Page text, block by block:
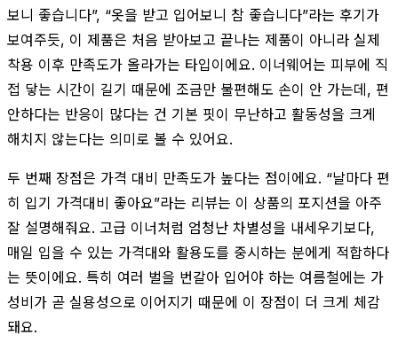
보니 좋습니다”, “옷을 받고 입어보니 참 좋습니다”라는 후기가
보여주듯, 이 제품은 처음 받아보고 끝나는 제품이 아니라 실제
착용 이후 만족도가 올라가는 타입이에요. 이너웨어는 피부에 직
접 닿는 시간이 길기 때문에 조금만 불편해도 손이 안 가는데, 편
안하다는 반응이 많다는 건 기본 핏이 무난하고 활동성을 크게
해치지 않는다는 의미로 볼 수 있어요.
두 번째 장점은 가격 대비 만족도가 높다는 점이에요. “날마다 편
히 입기 가격대비 좋아요”라는 리뷰는 이 상품의 포지션을 아주
잘 설명해줘요. 고급 이너처럼 엄청난 차별성을 내세우기보다,
매일 입을 수 있는 가격대와 활용도를 중시하는 분에게 적합하다
는 뜻이에요. 특히 여러 벌을 번갈아 입어야 하는 여름철에는 가
성비가 곧 실용성으로 이어지기 때문에 이 장점이 더 크게 체감
돼요.